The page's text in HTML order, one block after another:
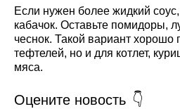
Если нужен более жидкий
кабачок. Оставьте помидоры,
чеснок. Такой вариант хорошо
тефтелей, но и для котлет,
мяса.
Оцените новость